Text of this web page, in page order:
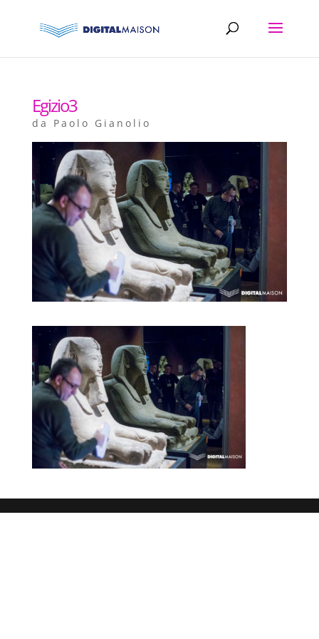
Egizio3
da Paolo Gianolio